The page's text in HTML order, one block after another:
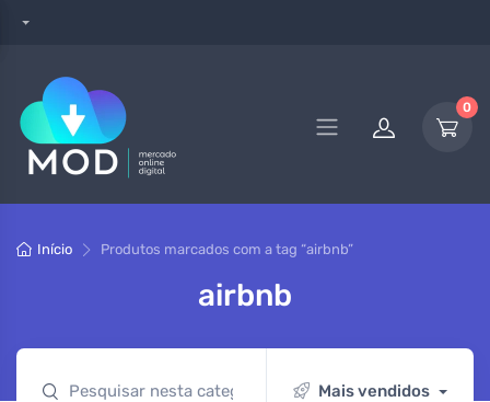
0
Início Produtos marcados com a tag “airbnb”
airbnb
Mais vendidos